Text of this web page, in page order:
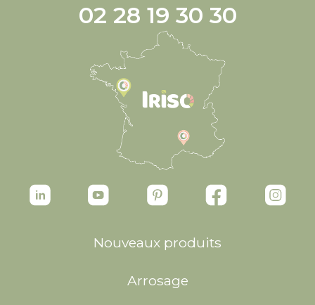
02 28 19 30 30
Nouveaux produits
Arrosage